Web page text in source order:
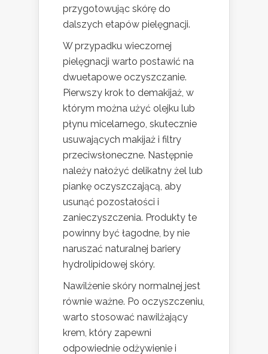
przygotowując skórę do
dalszych etapów pielęgnacji.
W przypadku wieczornej
pielęgnacji warto postawić na
dwuetapowe oczyszczanie.
Pierwszy krok to demakijaż, w
którym można użyć olejku lub
płynu micelarnego, skutecznie
usuwających makijaż i filtry
przeciwsłoneczne. Następnie
należy nałożyć delikatny żel lub
piankę oczyszczającą, aby
usunąć pozostałości i
zanieczyszczenia. Produkty te
powinny być łagodne, by nie
naruszać naturalnej bariery
hydrolipidowej skóry.
Nawilżenie skóry normalnej jest
równie ważne. Po oczyszczeniu,
warto stosować nawilżający
krem, który zapewni
odpowiednie odżywienie i